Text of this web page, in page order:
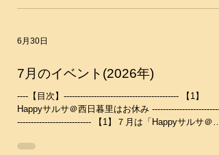
(日)は全日休講となります。 ーーーーーーーーーー
ー 【2】レディースサルサ振付の開催日 約半年で振
付を徐々に完成していきます。 （新しい振付は４
月25日(土)からスタートしています） 振付のレベル
は初級レベルですが、ペアーダンス経験に関係なく
やる気があれば初心者でも、どなたでもご参加いた
す。振付を覚える覚えないは自由、発表会に参加す
6月30日
7月のイベント(2026年)
----【目次】------------------------------------------ 【1】
Happyサルサ＠西日暮里はお休み --------------------------
--------------------------- 【1】７月は「Happyサルサ＠西
みに～♪